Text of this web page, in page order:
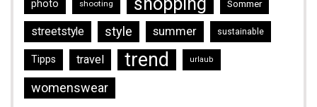
photo shooting Sommer
streetstyle style summer sustainable
Tipps travel trend urlaub
womenswear